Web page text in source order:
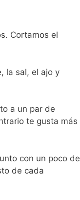
Cortamos el
la sal, el ajo y
a un par de
te gusta más
con un poco de
de cada